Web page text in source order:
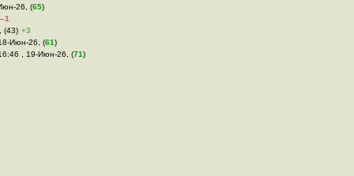
26, (65)
–1
(43) +3
Июн-26, (61)
, 19-Июн-26, (71)